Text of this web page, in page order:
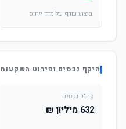
ביצוע עודף על מדד ייחוס
היקף נכסים ופירוט השקעות
סה"כ נכסים
632 מיליון ₪